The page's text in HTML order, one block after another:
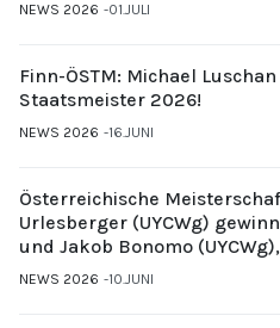
NEWS 2026 01.JULI
Finn-ÖSTM: Michael
Staatsmeister 2026!
NEWS 2026 16.JUNI
Österreichische
Urlesberger (UYCWg)
und Jakob Bonomo
Gubi (UYCMo)
NEWS 2026 10.JUNI